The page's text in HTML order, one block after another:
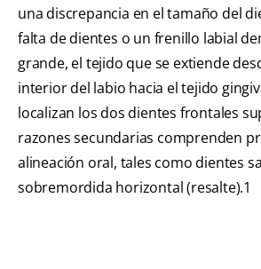
una discrepancia en el tamaño del
falta de dientes o un frenillo labial
grande, el tejido que se extiende
interior del labio hacia el tejido
localizan los dos dientes frontales
razones secundarias comprenden
alineación oral, tales como dientes
sobremordida horizontal (resalte).1